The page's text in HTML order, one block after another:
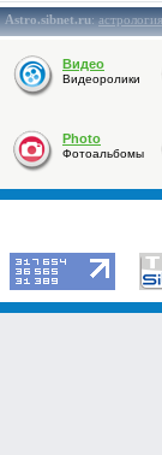
Astro.sibnet.ru:астрология
Видео
Видеоролики
Photo
Фотоальбомы